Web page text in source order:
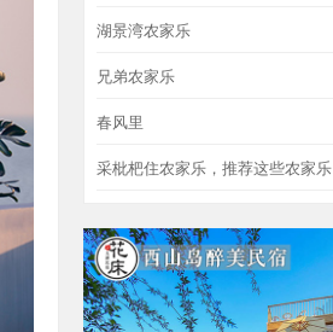
湖景湾农家乐
兄弟农家乐
春风里
采枇杷住农家乐，推荐这些农家乐